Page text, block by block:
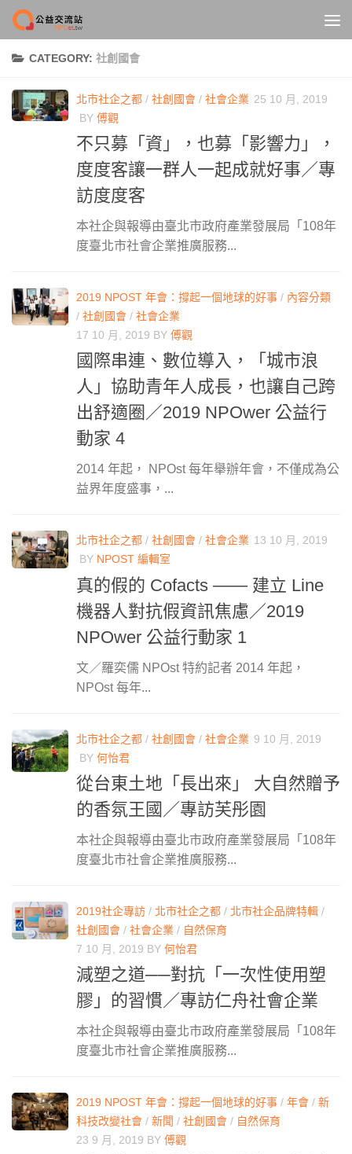
Skip to content
CATEGORY: 社創國會
北市社企之都 / 社創國會 / 社會企業 25 10 月, 2019
BY 傅觀
不只募「資」，也募「影響力」，
度度客讓一群人一起成就好事／專
訪度度客
本社企與報導由臺北市政府產業發展局「108年
度臺北市社會企業推廣服務...
2019 NPOST 年會：撐起一個地球的好事 / 內容分類
/ 社創國會 / 社會企業
17 10 月, 2019 BY 傅觀
國際串連、數位導入，「城市浪
人」協助青年人成長，也讓自己跨
出舒適圈／2019 NPOwer 公益行
動家 4
2014 年起， NPOst 每年舉辦年會，不僅成為公
益界年度盛事，...
北市社企之都 / 社創國會 / 社會企業 13 10 月, 2019
BY NPOST 編輯室
真的假的 Cofacts —— 建立 Line
機器人對抗假資訊焦慮／2019
NPOwer 公益行動家 1
文／羅奕儒 NPOst 特約記者 2014 年起，
NPOst 每年...
北市社企之都 / 社創國會 / 社會企業 9 10 月, 2019
BY 何怡君
從台東土地「長出來」 大自然贈予
的香氛王國／專訪芙彤園
本社企與報導由臺北市政府產業發展局「108年
度臺北市社會企業推廣服務...
2019社企專訪 / 北市社企之都 / 北市社企品牌特輯 /
社創國會 / 社會企業 / 自然保育
7 10 月, 2019 BY 何怡君
減塑之道──對抗「一次性使用塑
膠」的習慣／專訪仁舟社會企業
本社企與報導由臺北市政府產業發展局「108年
度臺北市社會企業推廣服務...
2019 NPOST 年會：撐起一個地球的好事 / 年會 / 新
科技改變社會 / 新聞 / 社創國會 / 自然保育
23 9 月, 2019 BY 傅觀